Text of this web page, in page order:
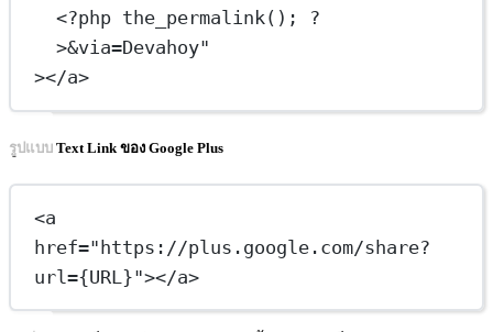
<?php the_permalink(); ?
>&via=Devahoy"
></a>
รูปแบบ Text Link ของ Google Plus
<a
href="https://plus.google.com/share?
url={URL}"></a>